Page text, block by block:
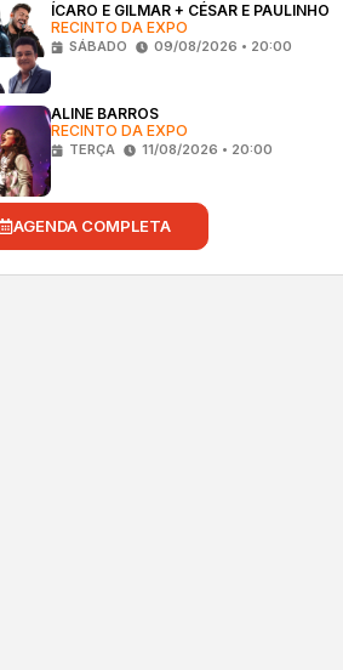
ÍCARO E GILMAR + CÉSAR E PAULINHO
RECINTO DA EXPO
SÁBADO 09/08/2026 • 20:00
ALINE BARROS
RECINTO DA EXPO
TERÇA 11/08/2026 • 20:00
AGENDA COMPLETA